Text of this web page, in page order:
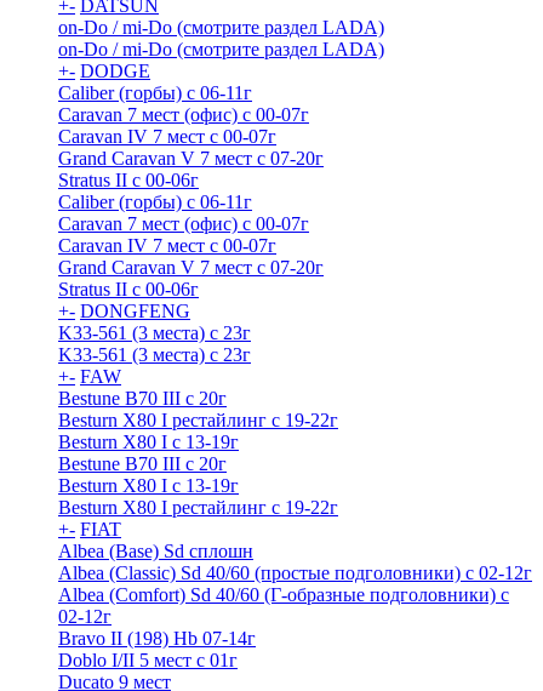
+- DATSUN
on-Do / mi-Do (смотрите раздел LADA)
on-Do / mi-Do (смотрите раздел LADA)
+- DODGE
Caliber (горбы) с 06-11г
Caravan 7 мест (офис) с 00-07г
Caravan IV 7 мест с 00-07г
Grand Caravan V 7 мест с 07-20г
Stratus II с 00-06г
Caliber (горбы) с 06-11г
Caravan 7 мест (офис) с 00-07г
Caravan IV 7 мест с 00-07г
Grand Caravan V 7 мест с 07-20г
Stratus II с 00-06г
+- DONGFENG
K33-561 (3 места) с 23г
K33-561 (3 места) с 23г
+- FAW
Bestune B70 III с 20г
Besturn X80 I рестайлинг с 19-22г
Besturn X80 I с 13-19г
Bestune B70 III с 20г
Besturn X80 I с 13-19г
Besturn X80 I рестайлинг с 19-22г
+- FIAT
Albea (Base) Sd сплошн
Albea (Classic) Sd 40/60 (простые подголовники) с 02-12г
Albea (Comfort) Sd 40/60 (Г-образные подголовники) с
02-12г
Bravo II (198) Hb 07-14г
Doblo I/II 5 мест с 01г
Ducato 9 мест